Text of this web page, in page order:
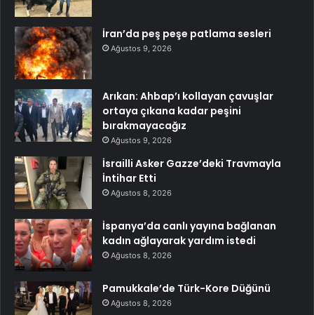
İran’da peş peşe patlama sesleri
Ağustos 9, 2026
Arıkan: Ahbap’ı kollayan çavuşlar
ortaya çıkana kadar peşini
bırakmayacağız
Ağustos 9, 2026
İsrailli Asker Gazze’deki Travmayla
İntihar Etti
Ağustos 8, 2026
İspanya’da canlı yayına bağlanan
kadın ağlayarak yardım istedi
Ağustos 8, 2026
Pamukkale’de Türk-Kore Düğünü
Ağustos 8, 2026